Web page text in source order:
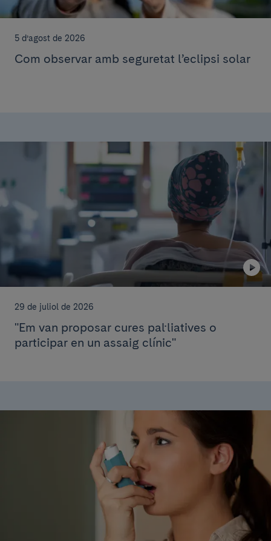
5 d’agost de 2026
Com observar amb seguretat l’eclipsi solar
29 de juliol de 2026
"Em van proposar cures pal·liatives o
participar en un assaig clínic"